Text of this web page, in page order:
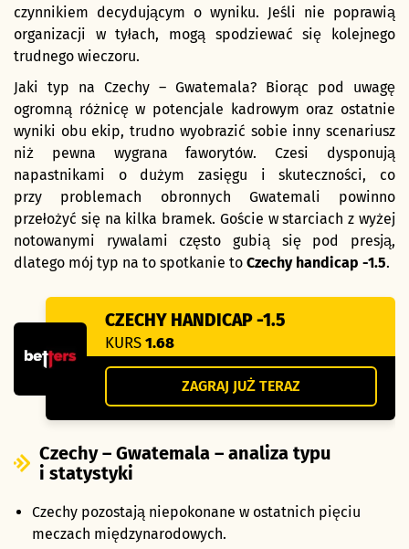
czynnikiem decydującym o wyniku. Jeśli nie poprawią
organizacji w tyłach, mogą spodziewać się kolejnego
trudnego wieczoru.
Jaki typ na Czechy – Gwatemala? Biorąc pod uwagę
ogromną różnicę w potencjale kadrowym oraz ostatnie
wyniki obu ekip, trudno wyobrazić sobie inny scenariusz
niż pewna wygrana faworytów. Czesi dysponują
napastnikami o dużym zasięgu i skuteczności, co
przy problemach obronnych Gwatemali powinno
przełożyć się na kilka bramek. Goście w starciach z wyżej
notowanymi rywalami często gubią się pod presją,
dlatego mój typ na to spotkanie to Czechy handicap -1.5.
CZECHY HANDICAP -1.5
KURS 1.68
ZAGRAJ JUŻ TERAZ
Czechy – Gwatemala – analiza typu
i statystyki
Czechy pozostają niepokonane w ostatnich pięciu
meczach międzynarodowych.